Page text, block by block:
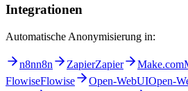
Integrationen
Automatische Anonymisierung in:
n8nn8n ZapierZapier Make.com
FlowiseFlowise Open-WebUIOpen-